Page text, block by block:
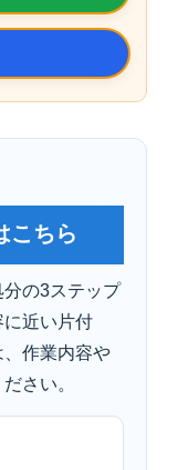
こちら
の3ステップ
に近い片付
作業内容や
さい。